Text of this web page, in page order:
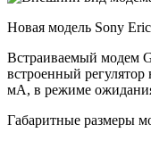
Новая модель Sony
Встраиваемый модем
встроенный
мА, в режиме
Габаритные размеры